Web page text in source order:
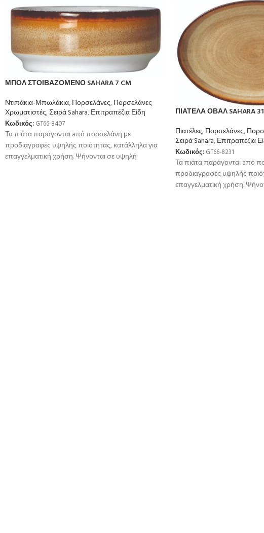
ΜΠΟΛ ΣΤΟΙΒΑΖΟΜΕΝΟ SAHARA 7 CM
Ντιπάκια-Μπωλάκια,Πορσελάνες,Πορσελάνες
Χρωματιστές,Σειρά Sahara,Επιτραπέζια Είδη
Κωδικός: GT66-8407
Τα πιάτα παράγονται aπό πορσελάνη με
προδιαγραφές υψηλής ποιότητας, κατάλληλα για
επαγγελματική χρήση. Ψήνονται σε υψηλή
ΠΙΑΤΕΛΑ ΟΒΑΛ SAHARA
Πιατέλες,Πορσελάνες,
Σειρά Sahara,Επιτραπέζια
Κωδικός: GT66-8231
Τα πιάτα παράγονται aπό
προδιαγραφές υψηλής
επαγγελματική χρήση.